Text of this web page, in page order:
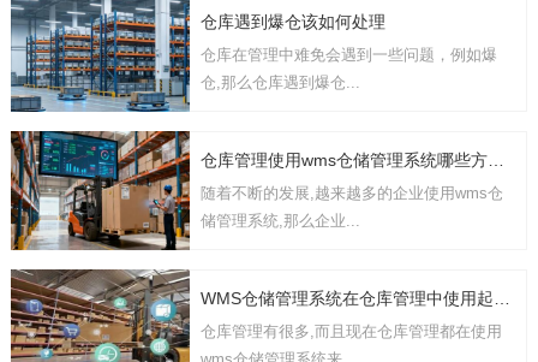
仓库遇到爆仓该如何处理
仓库在管理中难免会遇到一些问题，例如爆
仓,那么仓库遇到爆仓...
随着不断的发展,越来越多的企业使用wms仓
储管理系统,那么企业...
WMS仓储管理系统在仓库管理中使用起到哪些作用
仓库管理有很多,而且现在仓库管理都在使用